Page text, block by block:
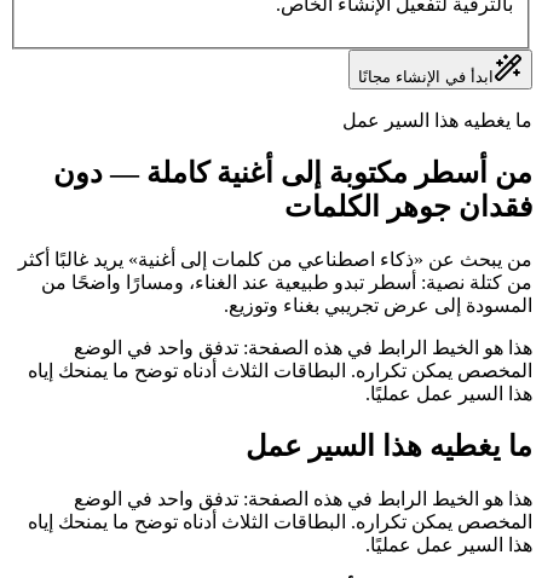
بالترقية لتفعيل الإنشاء الخاص.
ابدأ في الإنشاء مجانًا
ما يغطيه هذا السير عمل
من أسطر مكتوبة إلى أغنية كاملة — دون
فقدان جوهر الكلمات
من يبحث عن «ذكاء اصطناعي من كلمات إلى أغنية» يريد غالبًا أكثر
من كتلة نصية: أسطر تبدو طبيعية عند الغناء، ومسارًا واضحًا من
المسودة إلى عرض تجريبي بغناء وتوزيع.
هذا هو الخيط الرابط في هذه الصفحة: تدفق واحد في الوضع
المخصص يمكن تكراره. البطاقات الثلاث أدناه توضح ما يمنحك إياه
هذا السير عمل عمليًا.
ما يغطيه هذا السير عمل
هذا هو الخيط الرابط في هذه الصفحة: تدفق واحد في الوضع
المخصص يمكن تكراره. البطاقات الثلاث أدناه توضح ما يمنحك إياه
هذا السير عمل عمليًا.